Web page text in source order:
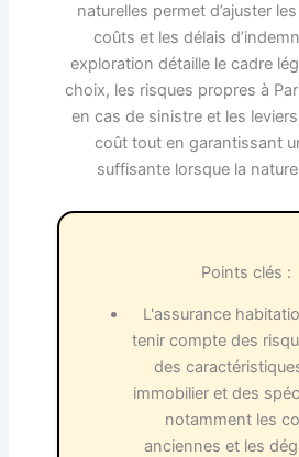
naturelles permet d’ajuster
coûts et les délais
exploration détaille le cadre
choix, les risques propres à
en cas de sinistre et les
coût tout en garantissant
suffisante lorsque la
Points clés :
L'assurance
tenir compte des
des
immobilier et des
notamment les
anciennes et les